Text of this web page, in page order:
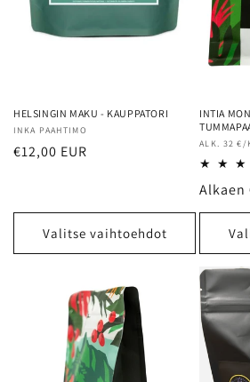
HELSINGIN MAKU - KAUPPATORI
Myyjä:
INKA PAAHTIMO
Normaalihinta
€12,00 EUR
Valitse vaihtoehdot
INTIA
Myyjä:
ALK. 32 €/
Alkaen